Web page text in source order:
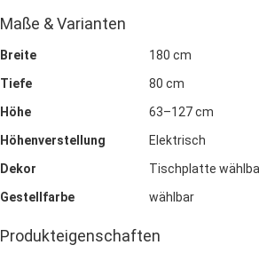
Maße & Varianten
Breite
180 cm
Tiefe
80 cm
Höhe
63–127 cm
Höhenverstellung
Elektrisch
Dekor
Tischplatte
Gestellfarbe
wählbar
Produkteigenschaften